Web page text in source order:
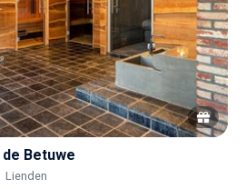
Betuwe
Lienden